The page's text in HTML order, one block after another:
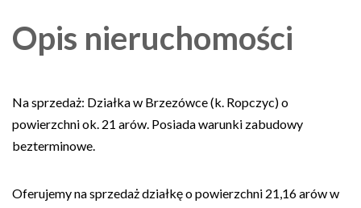
Opis nieruchomości
Na sprzedaż: Działka w Brzezówce (k. Ropczyc) o
powierzchni ok. 21 arów. Posiada warunki zabudowy
bezterminowe.
Oferujemy na sprzedaż działkę o powierzchni 21,16 arów w